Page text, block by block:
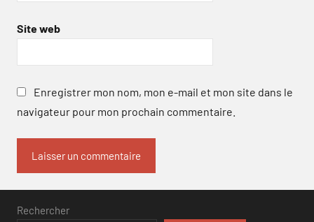
Site web
Enregistrer mon nom, mon e-mail et mon site dans le
navigateur pour mon prochain commentaire.
Rechercher